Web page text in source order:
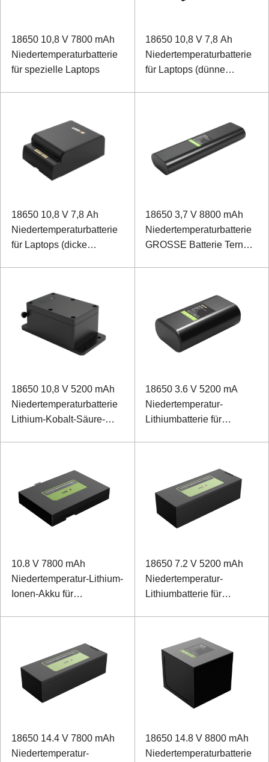
18650 10,8 V 7800 mAh
Niedertemperaturbatterie
für spezielle Laptops
18650 10,8 V 7,8 Ah
Niedertemperaturbatterie
für Laptops (dünne
18650 10,8 V 7,8 Ah
Niedertemperaturbatterie
für Laptops (dicke
18650 3,7 V 8800 mAh
Niedertemperaturbatterie
GROSSE Batterie Ternäre
Umgebungsbedingungen
18650 10,8 V 5200 mAh
Niedertemperaturbatterie
Lithium-Kobalt-Säure-
18650 3.6 V 5200 mA
Niedertemperatur-
Lithiumbatterie für
10.8 V 7800 mAh
Niedertemperatur-Lithium-
Ionen-Akku für
18650 7.2 V 5200 mAh
Niedertemperatur-
Lithiumbatterie für
Kommunikation
18650 14.4 V 7800 mAh
Niedertemperatur-
18650 14.8 V 8800 mAh
Niedertemperaturbatterie